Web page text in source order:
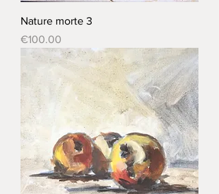
Nature morte 3
Price
€100.00